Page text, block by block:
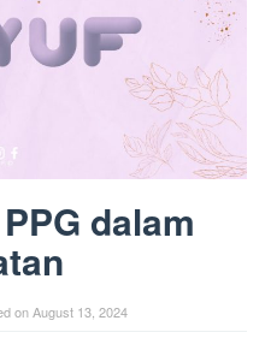
dalam
onAugust 13, 2024